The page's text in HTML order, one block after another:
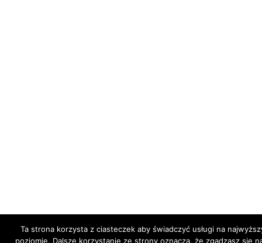
Ta strona korzysta z ciasteczek aby świadczyć usługi na
poziomie. Dalsze korzystanie ze strony oznacza, że zgadzasz się